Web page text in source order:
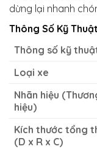
dừng lại nhanh
Thông Số Kỹ
Thông số kỹ
Loại xe
Nhãn hiệu
hiệu)
Kích thước tổng
(D x R x C)